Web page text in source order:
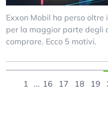
Exxon Mobil ha perso
per la maggior parte degli
comprare. Ecco 5 motivi.
1 ... 16 17 18 19